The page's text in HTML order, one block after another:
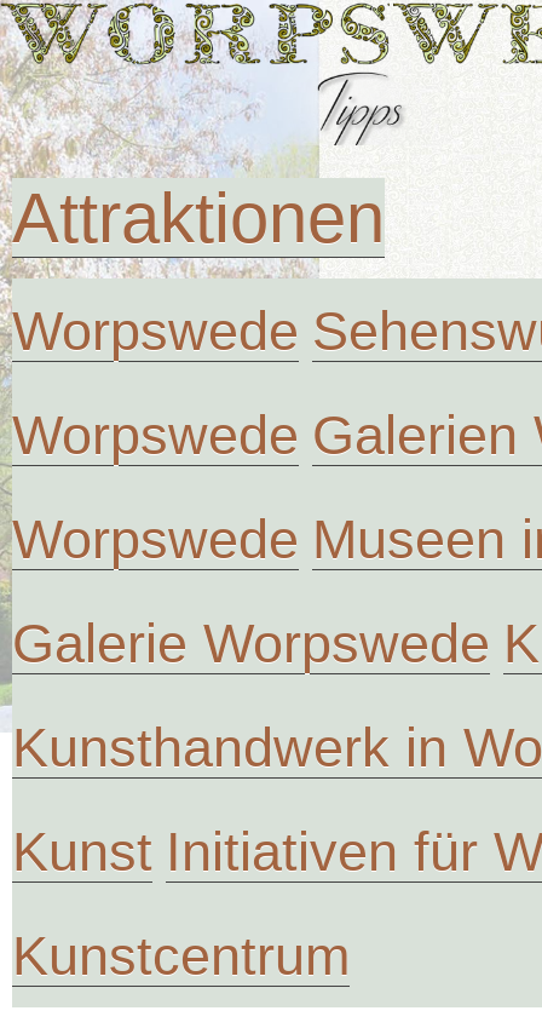
Attraktionen
Worpswede
Worpswede Galerien
Worpswede Museen
Galerie Worpswede
Kunsthandwerk in
Kunst Initiativen für
Kunstcentrum